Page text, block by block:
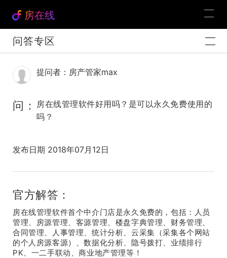
房在线
问答专区
提问者：房产管家max
问：
房在线管理软件好用吗？是可以永久免费使用的
吗？
发布日期 2018年07月12日
官方解答：
房在线管理软件首个中介门店是永久免费的，包括：人员
管理、房源管理、客源管理、楼盘字典管理、财务管理、
合同管理、人事管理、统计分析、云采集（采集各个网站
的个人房源客源）、数据化分析、隐号拨打、业绩排行
PK、一二手联动、商业地产管理等！